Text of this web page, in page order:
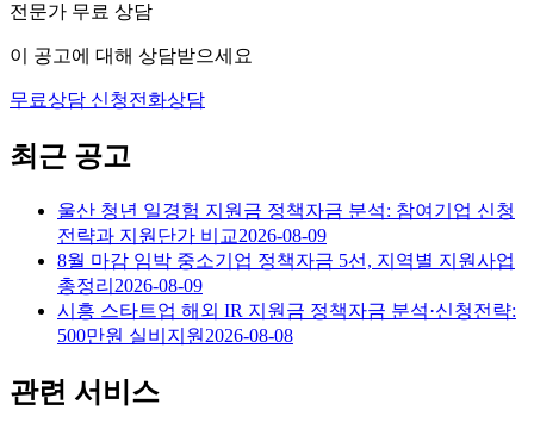
전문가 무료 상담
이 공고에 대해 상담받으세요
무료상담 신청전화상담
최근 공고
울산 청년 일경험 지원금 정책자금 분석: 참여기업 신청
전략과 지원단가 비교2026-08-09
8월 마감 임박 중소기업 정책자금 5선, 지역별 지원사업
총정리 2026-08-09
시흥 스타트업 해외 IR 지원금 정책자금 분석·신청전략:
500만원 실비지원 2026-08-08
관련 서비스